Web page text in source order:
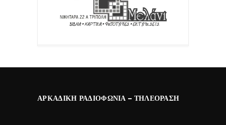
ΑΡΚΑΔΙΚΉ ΡΑΔΙΟΦΩΝΊΑ – ΤΗΛΕΌΡΑΣΗ